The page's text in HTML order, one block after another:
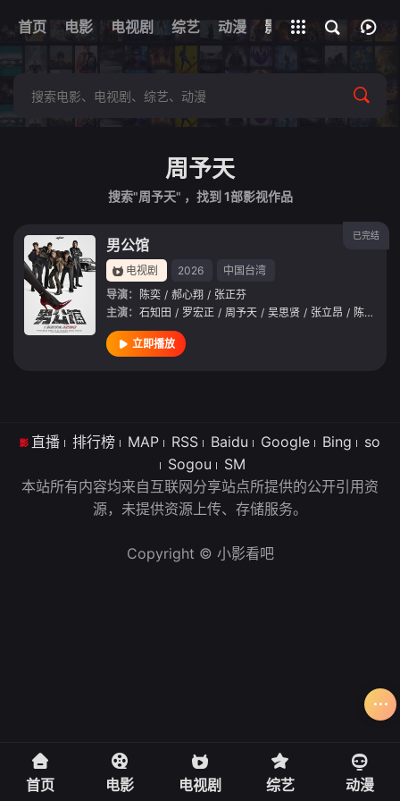
首页 电影 电视剧 综艺 动漫 影视
全部影片
周予天
搜索"周予天" ，找到 1部影视作品
已完结
男公馆
电视剧 2026
中国台湾
导演：
陈奕 / 郝心翔 / 张正芬
主演： 石知田 / 罗宏正 / 周予天 / 吴思贤 / 张立昂 / 陈奕
立即播放
直播 排行榜 MAP RSS Baidu Google Bing
so
Sogou
SM
本站所有内容均来自互联网分享站点所提供的公开引用资
源，未提供资源上传、存储服务。
Copyright © 小影看吧
首页 电影 电视剧 综艺 动漫